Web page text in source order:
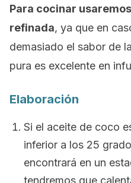
Para cocinar
refinada, ya que en
demasiado el sabor de
pura es excelente en
Elaboración
Si el aceite de coco
inferior a los 25
encontrará en un
tendremos que